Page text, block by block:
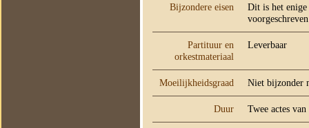
Bijzondere eisen
Dit is het
Partituur en
orkestmateriaal
Leverbaar
Moeilijkheidsgraad Niet bijzonder
Duur Twee actes